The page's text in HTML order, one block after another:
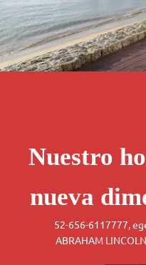
Nuestro
nueva
52-656-6117777,
ABRAHAM